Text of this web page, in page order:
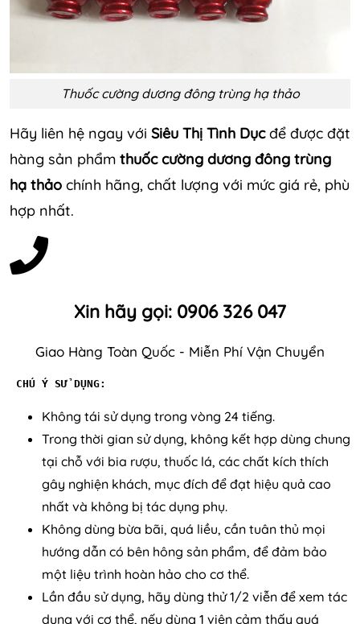
Thuốc cường dương đông trùng hạ thảo
Hãy liên hệ ngay với Siêu Thị Tình Dụcđể được đặt
hàng sản phẩm thuốc cường dương đông trùng
hạ thảo chính hãng, chất lượng với mức giá rẻ, phù
hợp nhất.
Xin hãy gọi: 0906 326 047
Giao Hàng Toàn Quốc - Miễn Phí Vận Chuyển
CHÚ Ý SỬ DỤNG:
Không tái sử dụng trong vòng 24 tiếng.
Trong thời gian sử dụng, không kết hợp dùng chung
tại chỗ với bia rượu, thuốc lá, các chất kích thích
gây nghiện khách, mục đích để đạt hiệu quả cao
nhất và không bị tác dụng phụ.
Không dùng bừa bãi, quá liều, cần tuân thủ mọi
hướng dẫn có bên hông sản phẩm, để đảm bảo
một liệu trình hoàn hảo cho cơ thể.
Lần đầu sử dụng, hãy dùng thử 1/2 viễn để xem tác
dụng với cơ thể, nếu dùng 1 viên cảm thấy quá